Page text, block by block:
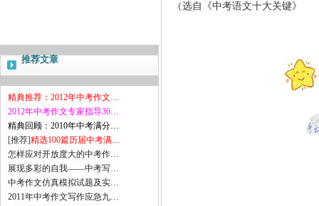
推荐文章
精典推荐：2012年中考作文…
2012年中考作文专家指导36…
精典回顾：2010年中考满分…
[推荐]精选100篇历届中考满…
怎样应对开放度大的中考作…
展现多彩的自我——中考写…
中考作文仿真模拟试题及实…
2011年中考作文写作应急九…
（选自《中考语文十大关键》